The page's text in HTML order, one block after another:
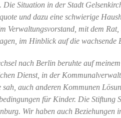
Die Situation in der Stadt
und dazu eine schwierige
Verwaltungsvorstand, mit dem
im Hinblick auf die wachsende
nach Berlin beruhte auf
Dienst, in der
sah, auch anderen Kommunen
für Kinder. Die
Wir haben auch Beziehungen